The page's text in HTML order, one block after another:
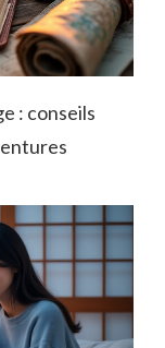
: conseils